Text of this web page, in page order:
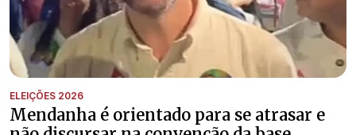
ELEIÇÕES 2026
Mendanha é orientado para se atrasar e